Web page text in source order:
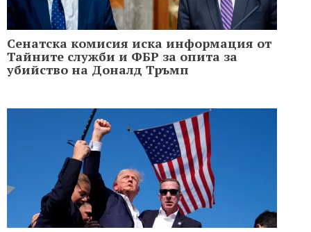
Сенатска комисия иска информация от
Тайните служби и ФБР за опита за
убийство на Доналд Тръмп